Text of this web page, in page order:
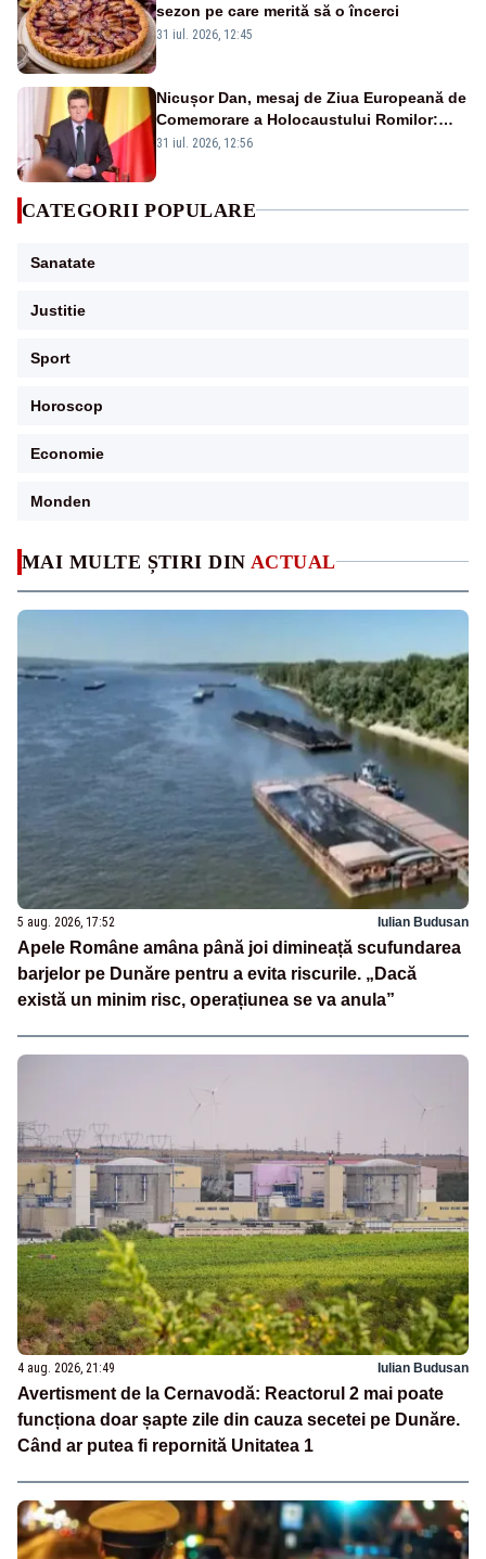
MAI MULTE ȘTIRI DIN ACTUAL
5 aug. 2026, 17:52 Iulian Budusan
Apele Române amâna până joi dimineață scufundarea
barjelor pe Dunăre pentru a evita riscurile. „Dacă
există un minim risc, operațiunea se va anula”
4 aug. 2026, 21:49 Iulian Budusan
Avertisment de la Cernavodă: Reactorul 2 mai poate
funcționa doar șapte zile din cauza secetei pe Dunăre.
Când ar putea fi repornită Unitatea 1
sezon pe care merită să o încerci
31 iul. 2026, 12:45
Nicușor Dan, mesaj de Ziua Europeană de
Comemorare a Holocaustului Romilor:
„Avem datoria să păstrăm vie memoria
31 iul. 2026, 12:56
CATEGORII POPULARE
Sanatate
Justitie
Sport
Horoscop
Economie
Monden